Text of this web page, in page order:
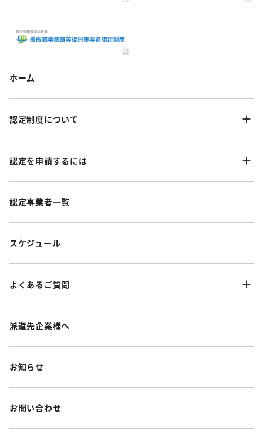
ホーム
認定制度について
認定を申請するには
認定事業者一覧
スケジュール
よくあるご質問
派遣先企業様へ
お知らせ
お問い合わせ